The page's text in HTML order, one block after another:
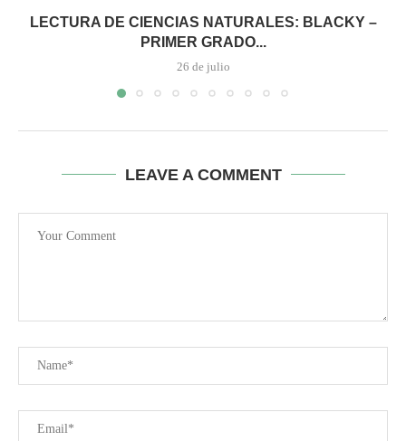
LECTURA DE CIENCIAS NATURALES: BLACKY –
PRIMER GRADO...
26 de julio
LEAVE A COMMENT